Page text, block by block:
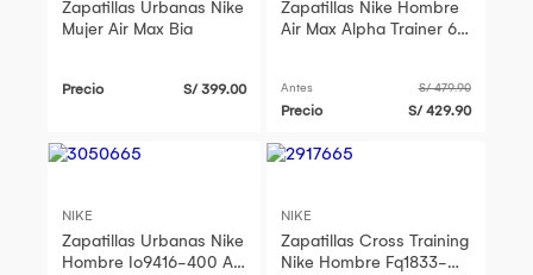
Zapatillas Urbanas Nike
Mujer Air Max Bia
Precio S/ 399.00
Zapatillas Nike Hombre
Air Max Alpha Trainer 6
Antes S/ 479.90
Precio S/ 429.90
NIKE
Zapatillas Urbanas Nike
Hombre Io9416-400 Air
NIKE
Zapatillas Cross Training
Nike Hombre Fq1833-